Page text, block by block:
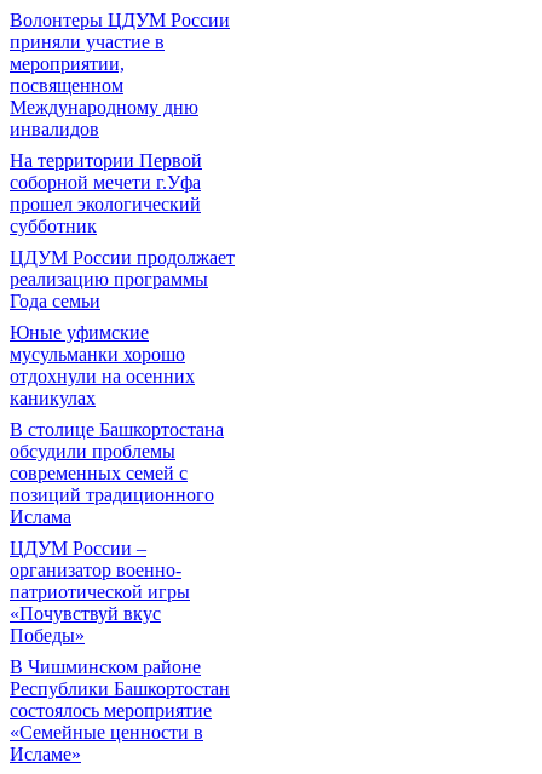
Волонтеры ЦДУМ России
приняли участие в
мероприятии,
посвященном
Международному дню
инвалидов
На территории Первой
соборной мечети г.Уфа
прошел экологический
субботник
ЦДУМ России продолжает
реализацию программы
Года семьи
Юные уфимские
мусульманки хорошо
отдохнули на осенних
каникулах
В столице Башкортостана
обсудили проблемы
современных семей с
позиций традиционного
Ислама
ЦДУМ России –
организатор военно-
патриотической игры
«Почувствуй вкус
Победы»
В Чишминском районе
Республики Башкортостан
состоялось мероприятие
«Семейные ценности в
Исламе»